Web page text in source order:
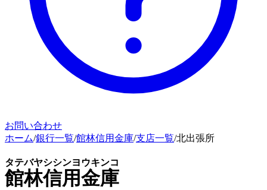
お問い合わせ
ホーム/銀行一覧/館林信用金庫/支店一覧/北出張所
館林信用金庫
タテバヤシシンヨウキンコ